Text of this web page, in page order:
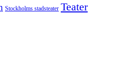
Stockholms stadsteater Teater